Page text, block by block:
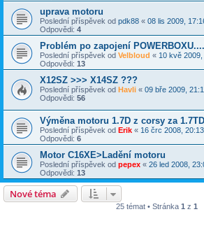
uprava motoru
Poslední příspěvek od pdk88 « 08 lis 2009,
Odpovědi: 4
Problém po zapojení
Poslední příspěvek od Velbloud « 10 kvě
Odpovědi: 13
X12SZ >>> X14SZ ???
Poslední příspěvek od Havli « 09 bře 2009,
Odpovědi: 56
Výměna motoru 1.7D z corsy za
Poslední příspěvek od Erik « 16 črc 2008, 20:13
Odpovědi: 6
Motor C16XE>Ladění motoru
Poslední příspěvek od pepex « 26 led 2008,
Odpovědi: 13
Nové téma
25 témat • Stránka 1z 1